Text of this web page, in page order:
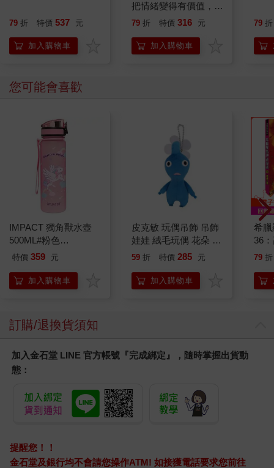
79 折 特價 537 元
加入購物車
把情緒變得有價值，跟
誰都能自在相處
79 折 特價 316 元
加入購物車
79 折
您可能會喜歡
IMPACT 獨角獸水壺
500ML#粉色
IM00B11PK
特價 359 元
加入購物車
皮克敏 玩偶吊飾 吊飾
娃娃 絨毛玩偶 花朵 葉
子 藍色皮克敏 紅色皮
Pikmin 任天堂 三英貿
易
59 折 特價 285 元
加入購物車
希
36
79 折
訂購/退換貨須知
加入金石堂 LINE 官方帳號『完成綁定』，隨時掌握出貨動
態：
提醒您！！
金石堂及銀行均不會請您操作ATM! 如接獲電話要求您前往